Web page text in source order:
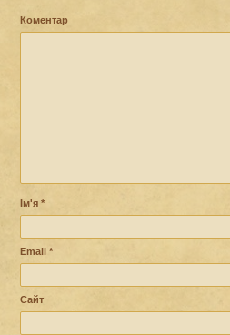
Коментар
Ім'я *
Email *
Сайт